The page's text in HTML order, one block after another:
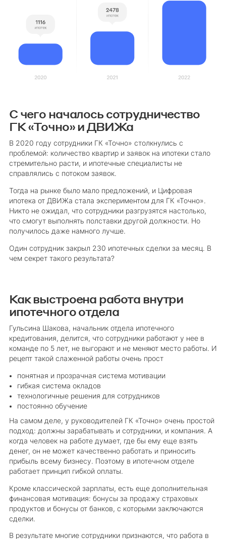
С чего началось сотрудничество
ГК «Точно» и ДВИЖа
В 2020 году сотрудники ГК «Точно» столкнулись с
проблемой: количество квартир и заявок на ипотеки стало
стремительно расти, и ипотечные специалисты не
справлялись с потоком заявок.
Тогда на рынке было мало предложений, и Цифровая
ипотека от ДВИЖа стала экспериментом для ГК «Точно».
Никто не ожидал, что сотрудники разгрузятся настолько,
что смогут выполнять полставки другой должности. Но
получилось даже намного лучше.
Один сотрудник закрыл 230 ипотечных сделки за месяц. В
чем секрет такого результата?
Как выстроена работа внутри
ипотечного отдела
Гульсина Шакова, начальник отдела ипотечного
кредитования, делится, что сотрудники работают у нее в
команде по 5 лет, не выгорают и не меняют место работы. И
рецепт такой слаженной работы очень прост
понятная и прозрачная система мотивации
гибкая система окладов
технологичные решения для сотрудников
постоянно обучение
На самом деле, у руководителей ГК «Точно» очень простой
подход: должны зарабатывать и сотрудники, и компания. А
когда человек на работе думает, где бы ему еще взять
денег, он не может качественно работать и приносить
прибыль всему бизнесу. Поэтому в ипотечном отделе
работает принцип гибкой оплаты.
Кроме классической зарплаты, есть еще дополнительная
финансовая мотивация: бонусы за продажу страховых
продуктов и бонусы от банков, с которыми заключаются
сделки.
В результате многие сотрудники признаются, что работа в